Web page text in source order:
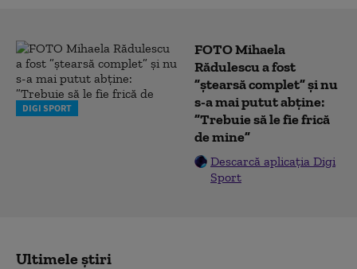
DIGI SPORT
FOTO Mihaela
Rădulescu a fost
”ștearsă complet” și nu
s-a mai putut abține:
”Trebuie să le fie frică
de mine”
Descarcă aplicația Digi
Sport
Ultimele știri